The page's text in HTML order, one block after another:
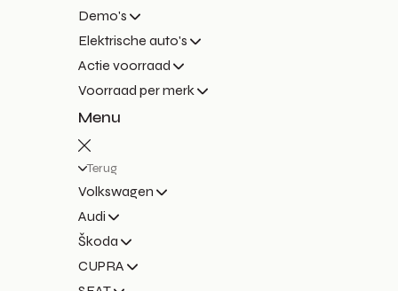
Demo's
Elektrische auto's
Actie voorraad
Voorraad per merk
Menu
Terug
Volkswagen
Audi
Škoda
CUPRA